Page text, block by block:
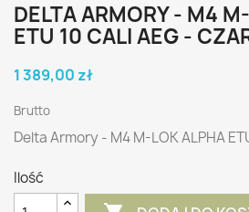
DELTA ARMORY - M4
ETU 10 CALI AEG -
1 389,00 zł
Brutto
Delta Armory - M4 M-LOK ALPHA
Ilość